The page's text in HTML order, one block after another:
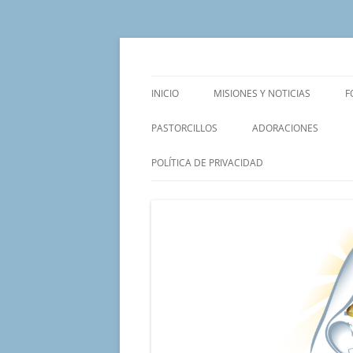
Saltar
INICIO MISIONES Y NOTICIAS
PASTORCILLOS ADORACIONES
POLÍTICA DE PRIVACIDAD